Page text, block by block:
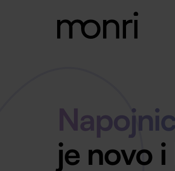
je novo